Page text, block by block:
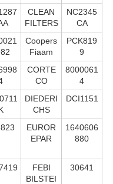
CLEAN
FILTERS
NC2345
CA
Coopers
Fiaam
PCK819
9
CORTE
CO
8000061
4
DIEDERI
CHS
DCI1151
EUROR
EPAR
1640606
880
FEBI
BILSTEI
30641